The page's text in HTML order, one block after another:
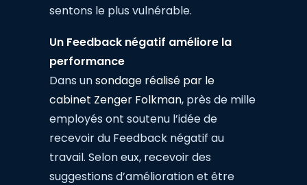
sentons le plus vulnérable.
Un Feedback négatif améliore la
performance
Dans unsondage réalisé par le
cabinet Zenger Folkman, près de mille
employés ont soutenu l’idée de
recevoir du Feedback négatif au
travail. Selon eux, recevoir des
suggestions d’amélioration et être